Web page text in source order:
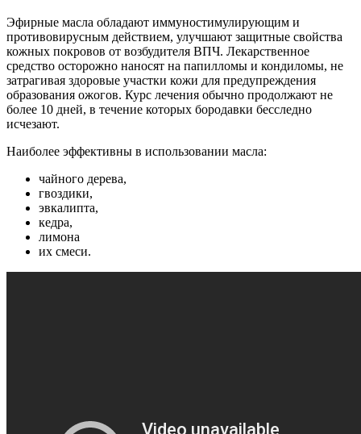
Эфирные масла обладают иммуностимулирующим и
противовирусным действием, улучшают защитные свойства
кожных покровов от возбудителя ВПЧ. Лекарственное
средство осторожно наносят на папилломы и кондиломы, не
затрагивая здоровые участки кожи для предупреждения
образования ожогов. Курс лечения обычно продолжают не
более 10 дней, в течение которых бородавки бесследно
исчезают.
Наиболее эффективны в использовании масла:
чайного дерева,
гвоздики,
эвкалипта,
кедра,
лимона
их смеси.